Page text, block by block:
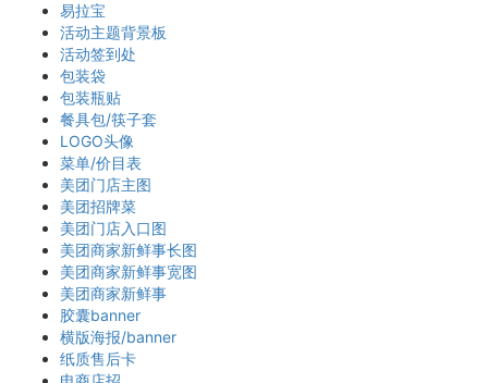
易拉宝
活动主题背景板
活动签到处
包装袋
包装瓶贴
餐具包/筷子套
LOGO头像
菜单/价目表
美团门店主图
美团招牌菜
美团门店入口图
美团商家新鲜事长图
美团商家新鲜事宽图
美团商家新鲜事
胶囊banner
横版海报/banner
纸质售后卡